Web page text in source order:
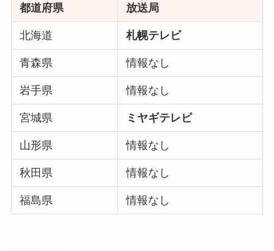
都道府県 放送局
北海道 札幌テレビ
青森県 情報なし
岩手県 情報なし
宮城県 ミヤギテレビ
山形県 情報なし
秋田県 情報なし
福島県 情報なし